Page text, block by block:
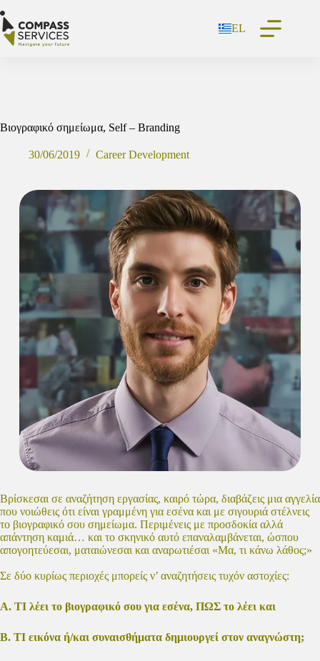
στο
περιεχόμενο
EL
Βιογραφικό σημείωμα, Self – Branding
30/06/2019 Career Development
Βρίσκεσαι σε αναζήτηση εργασίας, καιρό τώρα, διαβάζεις μια αγγελία
που νοιώθεις ότι είναι γραμμένη για εσένα και με σιγουριά στέλνεις
το βιογραφικό σου σημείωμα. Περιμένεις με προσδοκία αλλά
απάντηση καμιά… και το σκηνικό αυτό επαναλαμβάνεται, ώσπου
απογοητεύεσαι, ματαιώνεσαι και αναρωτιέσαι «Μα, τι κάνω λάθος;»
Σε δύο κυρίως περιοχές μπορείς ν’ αναζητήσεις τυχόν αστοχίες:
Α. ΤΙ λέει το βιογραφικό σου για εσένα, ΠΩΣ το λέει και
Β. ΤΙ εικόνα ή/και συναισθήματα δημιουργεί στον αναγνώστη;